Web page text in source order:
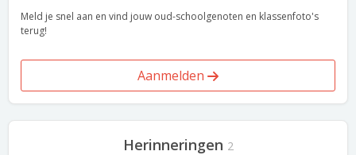
Meld je snel aan en vind jouw oud-schoolgenoten en klassenfoto's
terug!
Aanmelden
Herinneringen 2